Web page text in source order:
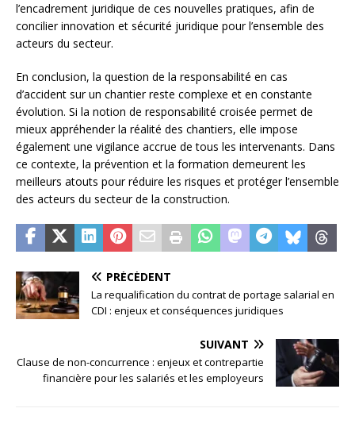
l’encadrement juridique de ces nouvelles pratiques, afin de
concilier innovation et sécurité juridique pour l’ensemble des
acteurs du secteur.
En conclusion, la question de la responsabilité en cas
d’accident sur un chantier reste complexe et en constante
évolution. Si la notion de responsabilité croisée permet de
mieux appréhender la réalité des chantiers, elle impose
également une vigilance accrue de tous les intervenants. Dans
ce contexte, la prévention et la formation demeurent les
meilleurs atouts pour réduire les risques et protéger l’ensemble
des acteurs du secteur de la construction.
PRÉCÉDENT
La requalification du contrat de portage salarial en
CDI : enjeux et conséquences juridiques
SUIVANT
Clause de non-concurrence : enjeux et contrepartie
financière pour les salariés et les employeurs